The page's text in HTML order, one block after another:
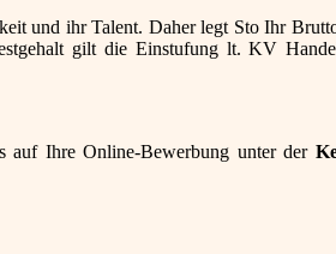
und ihr Talent. Daher legt Sto Ihr
gilt die Einstufung lt. KV
auf Ihre Online-Bewerbung unter der